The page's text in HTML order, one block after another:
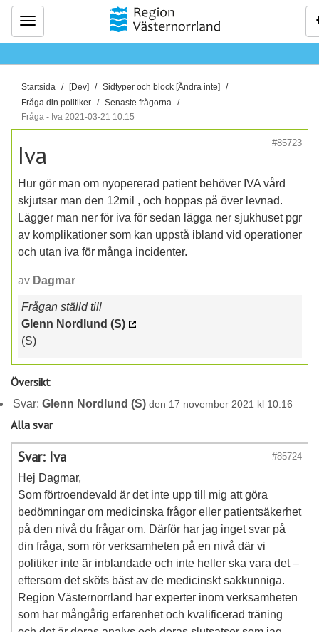
Meny
D
u
ä
h
r
:
Startsida [Dev]
Sidtyper och block [Ändra inte]
Fråga din politiker
Senaste frågorna
Fråga - Iva 2021-03-21 10:15
#85723
Iva
Hur gör man om nyopererad patient behöver IVA vård
skjutsar man den 12mil , och hoppas på över levnad.
Lägger man ner för iva för sedan lägga ner sjukhuset pgr
av komplikationer som kan uppstå ibland vid operationer
och utan iva för många incidenter.
av Dagmar
Frågan ställd till
Glenn Nordlund (S)
(S)
Översikt
Svar:Glenn Nordlund (S) den 17 november 2021 kl 10.16
Alla svar
#85724
Svar: Iva
Hej Dagmar,
Som förtroendevald är det inte upp till mig att göra
bedömningar om medicinska frågor eller patientsäkerhet
på den nivå du frågar om. Därför har jag inget svar på
din fråga, som rör verksamheten på en nivå där vi
politiker inte är inblandade och inte heller ska vara det –
eftersom det sköts bäst av de medicinskt sakkunniga.
Region Västernorrland har experter inom verksamheten
som har mångårig erfarenhet och kvalificerad träning